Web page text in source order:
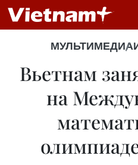
МУЛЬТИМЕДИА
Вьетнам
на